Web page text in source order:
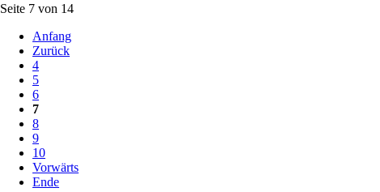
Seite 7 von 14
Anfang
Zurück
4
5
6
7
8
9
10
Vorwärts
Ende